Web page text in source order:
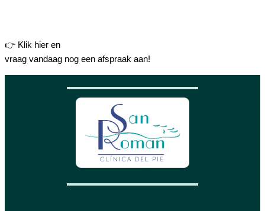
👉 Klik hier en
vraag vandaag nog een afspraak aan!